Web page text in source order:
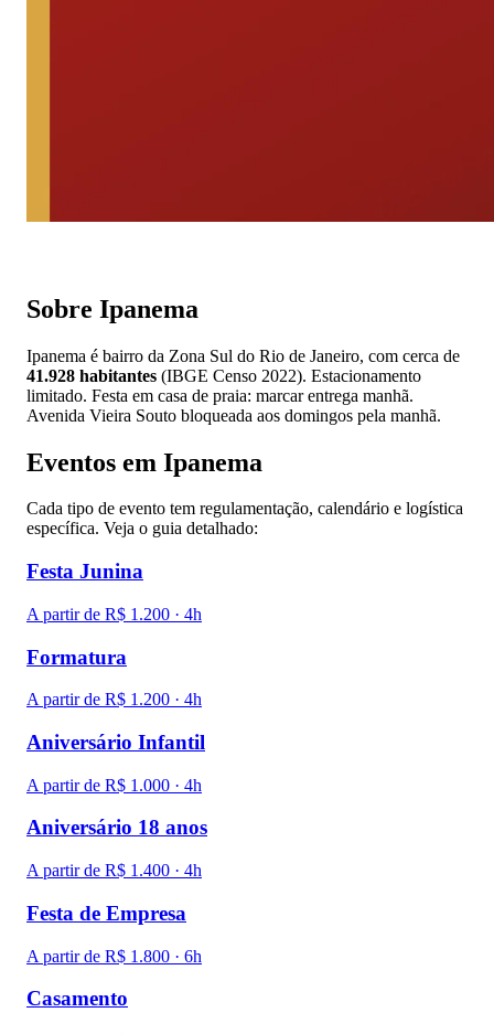
Sobre Ipanema
Ipanema é bairro da Zona Sul do Rio de Janeiro, com cerca de
41.928 habitantes (IBGE Censo 2022). Estacionamento
limitado. Festa em casa de praia: marcar entrega manhã.
Avenida Vieira Souto bloqueada aos domingos pela manhã.
Eventos em Ipanema
Cada tipo de evento tem regulamentação, calendário e logística
específica. Veja o guia detalhado:
Festa Junina
A partir de R$ 1.200 · 4h
Formatura
A partir de R$ 1.200 · 4h
Aniversário Infantil
A partir de R$ 1.000 · 4h
Aniversário 18 anos
A partir de R$ 1.400 · 4h
Festa de Empresa
A partir de R$ 1.800 · 6h
Casamento